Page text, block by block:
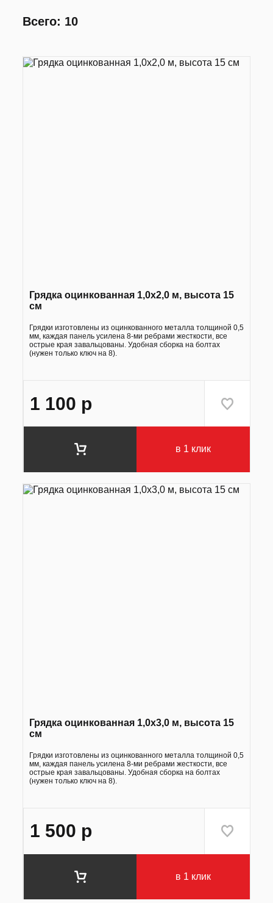
Всего: 10
Грядка оцинкованная 1,0х2,0 м, высота 15
см
Грядки изготовлены из оцинкованного металла толщиной 0,5
мм, каждая панель усилена 8-ми ребрами жесткости, все
острые края завальцованы. Удобная сборка на болтах
(нужен только ключ на 8).
1 100 р
в 1 клик
Грядка оцинкованная 1,0х3,0 м, высота 15
см
Грядки изготовлены из оцинкованного металла толщиной 0,5
мм, каждая панель усилена 8-ми ребрами жесткости, все
острые края завальцованы. Удобная сборка на болтах
(нужен только ключ на 8).
1 500 р
в 1 клик